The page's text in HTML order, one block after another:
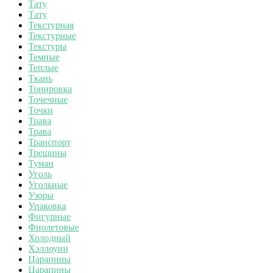
Тату
Тату
Текстурная
Текстурные
Текстуры
Темные
Теплые
Ткань
Тонировка
Точечные
Точки
Трава
Трава
Транспорт
Трещины
Туман
Уголь
Угольные
Узоры
Упаковка
Фигурные
Фиолетовые
Холодный
Хэллоуин
Царапины
Царапины